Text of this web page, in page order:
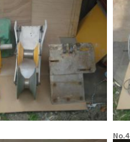
No.4